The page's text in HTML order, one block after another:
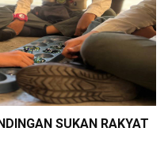
SUKAN RAKYAT